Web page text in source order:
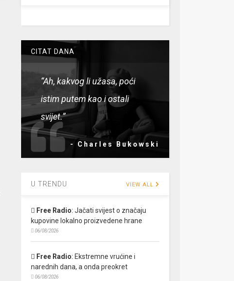
CITAT DANA
“Ah, kakvog li užasa, poći
istim putem kao i ostali
svijet.”
- Charles Bukowski
U TRENDU VIEW ALL
Free Radio: Jačati svijest o značaju
kupovine lokalno proizvedene hrane
06/08/2026
Free Radio: Ekstremne vrućine i
narednih dana, a onda preokret
06/08/2026